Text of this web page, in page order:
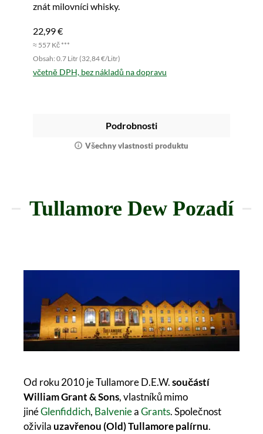
znát milovníci whisky.
22,99 €
≈ 557 Kč ***
Obsah: 0.7 Litr (32,84 €/Litr)
včetně DPH, bez nákladů na dopravu
Podrobnosti
Všechny vlastnosti produktu
Tullamore Dew Pozadí
Od roku 2010 je Tullamore D.E.W.součástí
William Grant & Sons, vlastníků mimo
jinéGlenfiddich, BalvenieaGrants. Společnost
oživila uzavřenou (Old) Tullamorepalírnu.